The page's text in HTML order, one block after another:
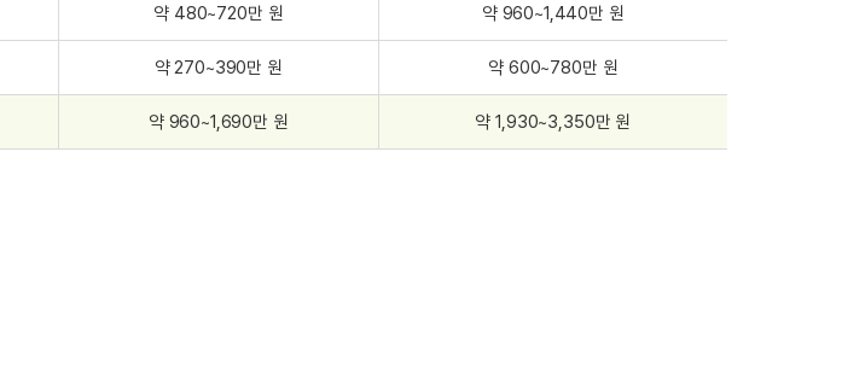
약 480~720만 원 약 960~1,440만 원
약 270~390만 원 약 600~780만 원
약 960~1,690만 원 약 1,930~3,350만 원